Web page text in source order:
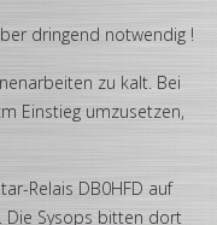
dringend notwendig !
zu kalt. Bei
Einstieg umzusetzen,
Relais DB0HFD auf
Die Sysops bitten dort